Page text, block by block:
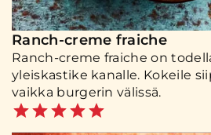
Ranch-creme fraiche
Ranch-creme fraiche on
yleiskastike kanalle. Kokeile
vaikka burgerin välissä.